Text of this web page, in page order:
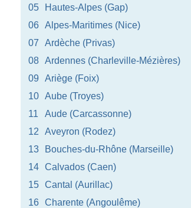
05 Hautes-Alpes (Gap)
06
Alpes-Maritimes (Nice)
07
Ardèche (Privas)
08
Ardennes (Charleville-Mézières)
09
Ariège (Foix)
10
Aube (Troyes)
11
Aude (Carcassonne)
12
Aveyron (Rodez)
13
Bouches-du-Rhône (Marseille)
14
Calvados (Caen)
15
Cantal (Aurillac)
16
Charente (Angoulême)